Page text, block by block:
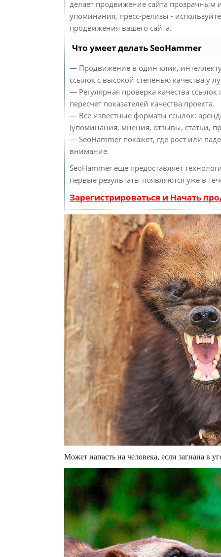
делает продвижение сайта прозрачным
упоминания, пресс-релизы -
продвижения вашего сайта.
Что умеет делать SeoHammer
— Продвижение в один клик,
ссылок с высокой степенью качества у
— Регулярная проверка качества
пересчет показателей качества проекта.
— Все известные форматы ссылок:
(упоминания, мнения, отзывы, статьи,
— SeoHammer покажет, где рост или
внимание.
SeoHammer еще предоставляет
первые результаты появляются уже в
Зарегистрироваться и Начать
Может напасть на человека, если загнана в